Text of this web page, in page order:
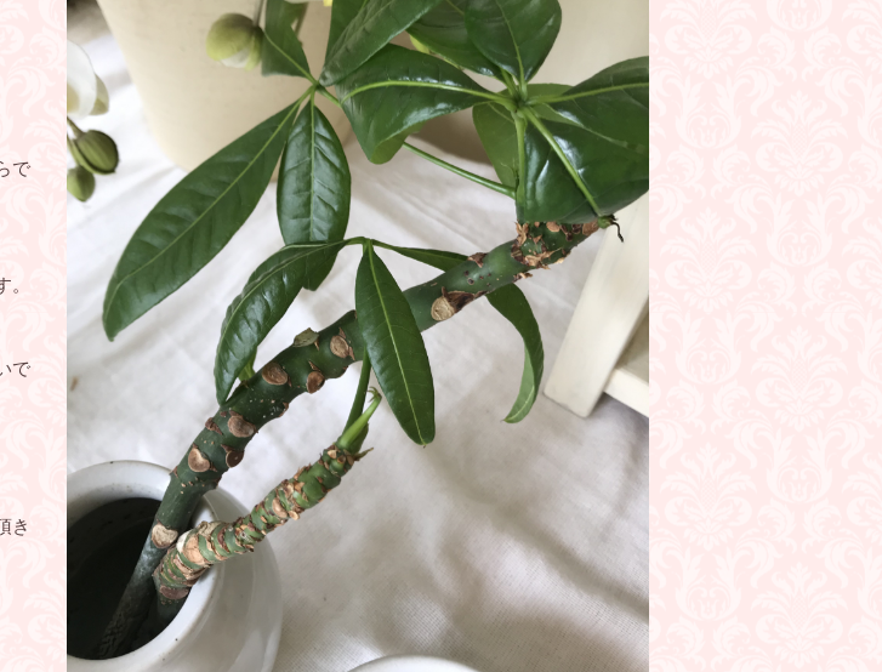
で
で
き